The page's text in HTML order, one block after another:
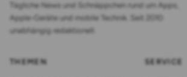
Tägliche News und Schnäppchen rund um Apps,
Apple-Geräte und mobile Technik. Seit 2010
unabhängig redaktionell.
THEMEN SERVICE